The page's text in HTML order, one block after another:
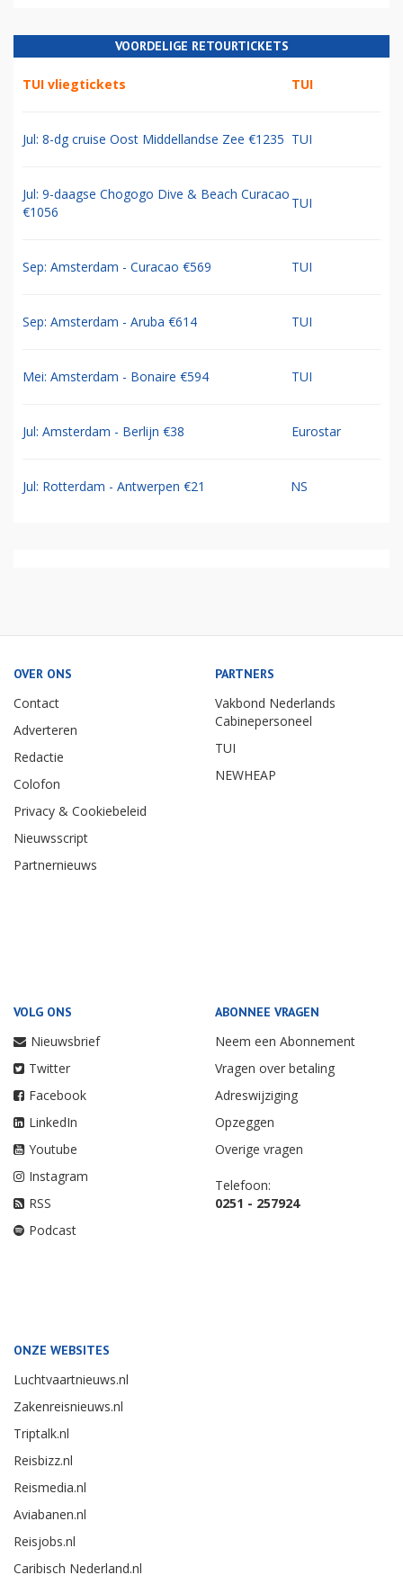
VOORDELIGE RETOURTICKETS
TUI vliegtickets TUI
Jul: 8-dg cruise Oost Middellandse Zee €1235 TUI
Jul: 9-daagse Chogogo Dive & Beach Curacao
€1056
TUI
Sep: Amsterdam - Curacao €569 TUI
Sep: Amsterdam - Aruba €614 TUI
Mei: Amsterdam - Bonaire €594 TUI
Jul: Amsterdam - Berlijn €38 Eurostar
Jul: Rotterdam - Antwerpen €21 NS
OVER ONS
Contact
Adverteren
Redactie
Colofon
Privacy & Cookiebeleid
Nieuwsscript
Partnernieuws
PARTNERS
Vakbond Nederlands
Cabinepersoneel
TUI
NEWHEAP
VOLG ONS
Nieuwsbrief
Twitter
Facebook
LinkedIn
Youtube
Instagram
RSS
Podcast
ABONNEE VRAGEN
Neem een Abonnement
Vragen over betaling
Adreswijziging
Opzeggen
Overige vragen
Telefoon:
0251 - 257924
ONZE WEBSITES
Luchtvaartnieuws.nl
Zakenreisnieuws.nl
Triptalk.nl
Reisbizz.nl
Reismedia.nl
Aviabanen.nl
Reisjobs.nl
Caribisch Nederland.nl